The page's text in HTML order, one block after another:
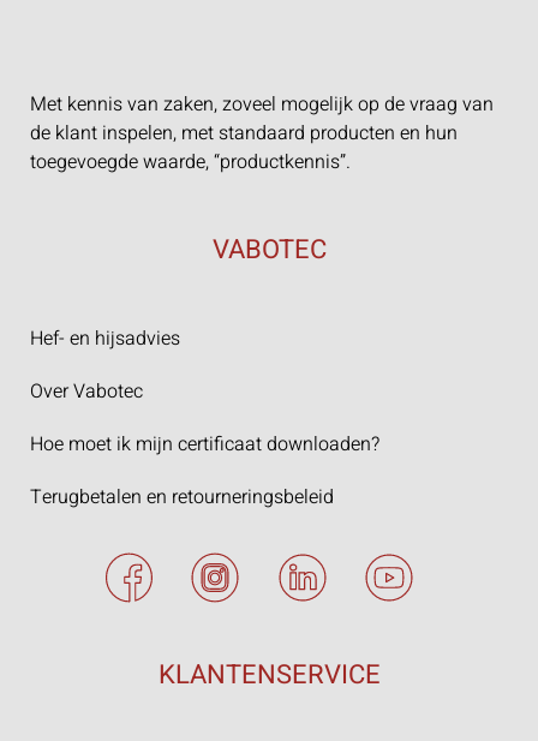
Met kennis van zaken, zoveel mogelijk op de vraag van
de klant inspelen, met standaard producten en hun
toegevoegde waarde, “productkennis”.
VABOTEC
Hef- en hijsadvies
Over Vabotec
Hoe moet ik mijn certificaat downloaden?
Terugbetalen en retourneringsbeleid
KLANTENSERVICE